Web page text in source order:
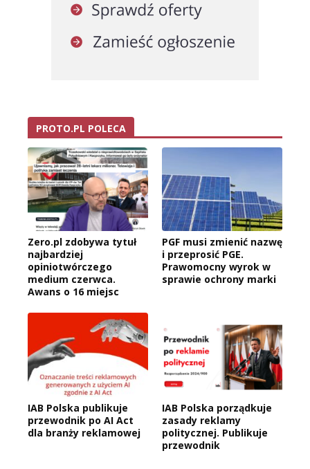
PROTO.PL POLECA
Zero.pl zdobywa tytuł
najbardziej
opiniotwórczego
medium czerwca.
Awans o 16 miejsc
PGF musi zmienić nazwę
i przeprosić PGE.
Prawomocny wyrok w
sprawie ochrony marki
IAB Polska publikuje
przewodnik po AI Act
dla branży reklamowej
IAB Polska porządkuje
zasady reklamy
politycznej. Publikuje
przewodnik